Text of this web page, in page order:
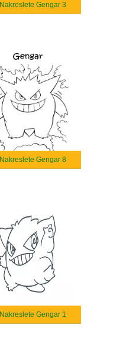
Nakreslete Gengar 3
Nakreslete Gengar 8
Nakreslete Gengar 1